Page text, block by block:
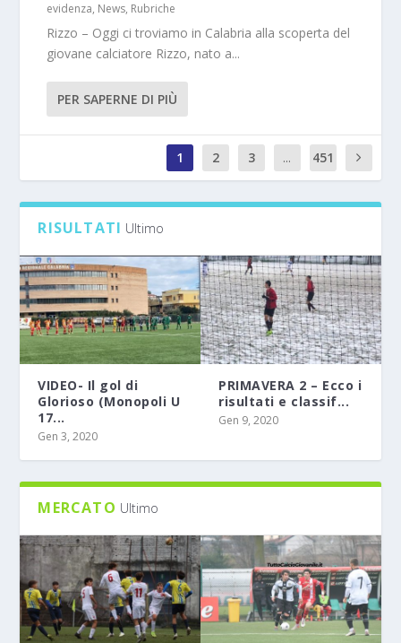
evidenza, News, Rubriche
Rizzo – Oggi ci troviamo in Calabria alla scoperta del
giovane calciatore Rizzo, nato a...
PER SAPERNE DI PIÙ
1 2 3 ...
451
1
RISULTATI Ultimo
VIDEO- Il gol di
Glorioso (Monopoli U
17...
Gen 3, 2020
PRIMAVERA 2 – Ecco i
risultati e classif...
Gen 9, 2020
MERCATO Ultimo